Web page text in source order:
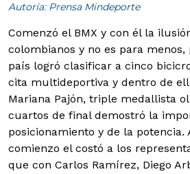
Autoría: Prensa Mindeporte
Comenzó el BMX y con él la
colombianos y no es para
país logró clasificar a cinco
cita multideportiva y dentro de
Mariana Pajón, triple medallista
cuartos de final demostró la
posicionamiento y de la potencia.
comienzo el costó a los
que con Carlos Ramírez, Diego